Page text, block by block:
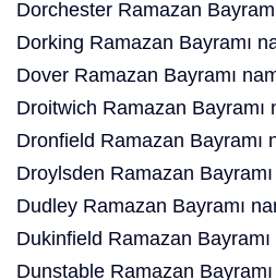
Dorchester Ramazan
Dorking Ramazan Bayramı
Dover Ramazan Bayramı
Droitwich Ramazan Bayramı
Dronfield Ramazan Bayramı
Droylsden Ramazan
Dudley Ramazan Bayramı
Dukinfield Ramazan
Dunstable Ramazan